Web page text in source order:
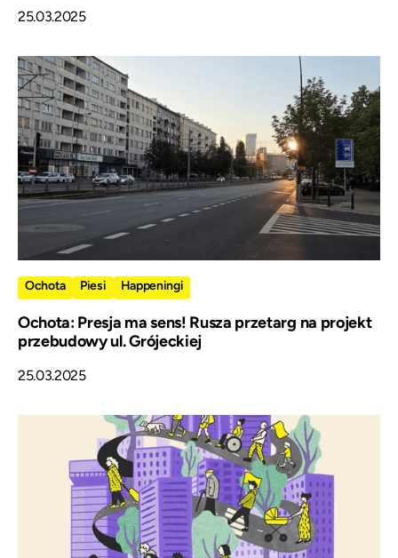
25.03.2025
Ochota Piesi Happeningi
Ochota: Presja ma sens! Rusza przetarg na projekt
przebudowy ul. Grójeckiej
25.03.2025